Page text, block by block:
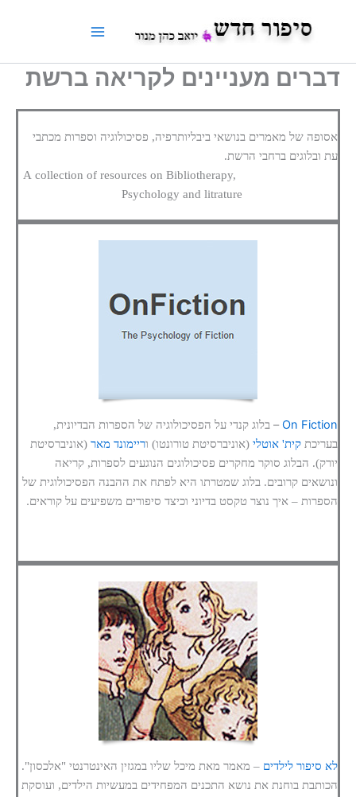
דברים מעניינים לקריאה ברשת
אסופה של מאמרים בנושאי ביבליותרפיה, פסיכולוגיה וספרות מכתבי
עת ובלוגים ברחבי הרשת.
A collection of resources on Bibliotherapy,
Psychology and litrature
On Fiction
– בלוג קנדי על הפסיכולוגיה של הספרות הבדיונית,
בעריכת קית' אוטלי (אוניברסיטת טורונטו) וריימונד מאר (אוניברסיטת
יורק). הבלוג סוקר מחקרים פסיכולוגים הנוגעים לספרות, קריאה
ונושאים קרובים. בלוג שמטרתו היא לפתח את ההבנה הפסיכולוגית של
הספרות – איך נוצר טקסט בדיוני וכיצד סיפורים משפיעים על קוראים.
לא סיפור לילדים – מאמר מאת מיכל שליו במגזין האינטרנטי "אלכסון".
הכותבת בוחנת את נושא התכנים המפחידים במעשיות הילדים, ועוסקת